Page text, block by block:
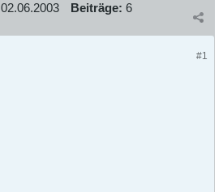
02.06.2003 Beiträge: 6
#1